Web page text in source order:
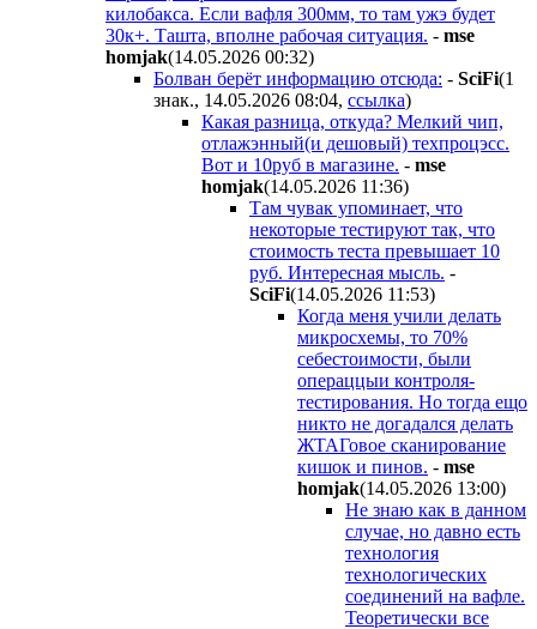
килобакса. Если вафля 300мм, то там ужэ будет
30к+. Ташта, вполне рабочая ситуация. - mse
homjak(14.05.2026 00:32)
Болван берёт информацию отсюда: - SciFi(1
знак., 14.05.2026 08:04, ссылка)
Какая разница, откуда? Мелкий чип,
отлажэнный(и дешовый) техпроцэсс.
Вот и 10руб в магазине. - mse
homjak(14.05.2026 11:36)
Там чувак упоминает, что
некоторые тестируют так, что
стоимость теста превышает 10
руб. Интересная мысль. -
SciFi(14.05.2026 11:53)
Когда меня учили делать
микросхемы, то 70%
себестоимости, были
операццыи контроля-
тестирования. Но тогда ещо
никто не догадался делать
ЖТАГовое сканирование
кишок и пинов. - mse
homjak(14.05.2026 13:00)
Не знаю как в данном
случае, но давно есть
технология
технологических
соединений на вафле.
Теоретически все